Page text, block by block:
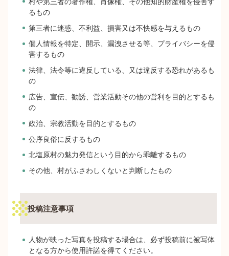
るもの
第三者に迷惑、不利益、損害又は不快感を与えるもの
個人情報を特定、開示、漏洩させる等、プライバシーを侵
害するもの
法律、法令等に違反している、又は違反する恐れがあるも
の
広告、宣伝、勧誘、営業活動その他の営利を目的とするも
の
政治、宗教活動を目的とするもの
公序良俗に反するもの
北塩原村の魅力発信という目的から乖離するもの
その他、村がふさわしくないと判断したもの
投稿注意事項
人物が映った写真を投稿する場合は、必ず投稿前に被写体
となる方から使用許諾を得てください。